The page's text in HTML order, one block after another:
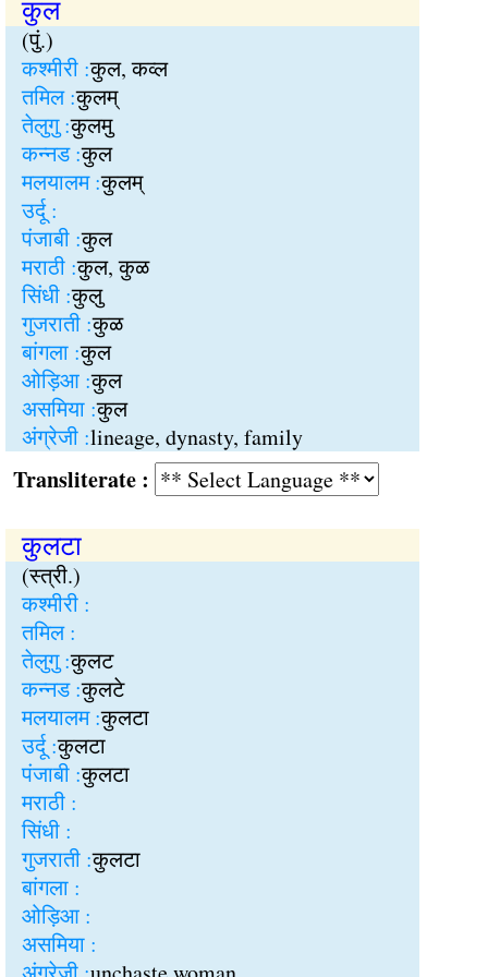
कुल
(पुं.)
कश्मीरी :कुल, कव्ल
तमिल :कुलम्
तेलुगु :कुलमु
कन्नड :कुल
मलयालम :कुलम्
उर्दू :
पंजाबी :कुल
मराठी :कुल, कुळ
सिंधी :कुलु
गुजराती :कुळ
बांगला :कुल
ओड़िआ :कुल
असमिया :कुल
अंग्रेजी :lineage, dynasty, family
:
कुलटा
(स्त्री.)
कश्मीरी :
तमिल :
तेलुगु :कुलट
कन्नड :कुलटे
मलयालम :कुलटा
उर्दू :कुलटा
पंजाबी :कुलटा
मराठी :
सिंधी :
गुजराती :कुलटा
बांगला :
ओड़िआ :
असमिया :